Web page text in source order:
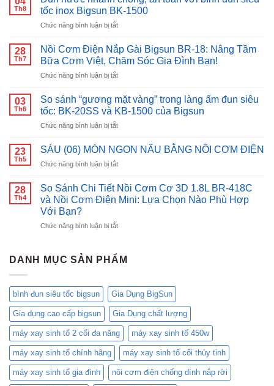
Th8
tốc inox Bigsun BK-1500
Chức năng bình luận bị tắtở
nước
nhanh
chóng,
an
với
bình
siêu
inox
28
Th7
Nồi Cơm Điện Nắp Gài Bigsun BR-18: Nâng Tầm
Bữa Cơm Việt, Chăm Sóc Gia Đình Bạn!
Chức năng bình luận bị tắtở
Cơm
Điện
Nắp
Gài
BR-
Nâng
Bữa
Cơm
Sóc
Bạn!
03
Th6
So sánh “gương mặt vàng” trong làng ấm đun siêu
tốc: BK-20SS và KB-1500 của Bigsun
Chức năng bình luận bị tắtở
sánh
mặt
trong
làng
siêu
20SS
1500
của
Bigsun
23
Th5
SÁU (06) MÓN NGON NẤU BẰNG NỒI CƠM ĐIỆN
Chức năng bình luận bị tắtở
(06)
MÓN
NGON
BẰNG
ĐIỆN
28
Th4
So Sánh Chi Tiết Nồi Cơm Cơ 3D 1.8L BR-418C
và Nồi Cơm Điện Mini: Lựa Chọn Nào Phù Hợp
Với Bạn?
Chức năng bình luận bị tắtở
Chi
Cơm
Cơ
3D
1.8L
BR-
418C
và
Nồi
Cơm
Điện
DANH MỤC SẢN PHẨM
bình đun siêu tốc bigsun Gia Dụng BigSun
Gia dụng cao cấp bigsun Gia Dụng chất lượng
máy xay sinh tố 2 cối đa năng máy xay sinh tố 450w
máy xay sinh tố chính hãng máy xay sinh tố cối thủy tinh
máy xay sinh tố gia đình nôi cơm điện chống dính nắp rời